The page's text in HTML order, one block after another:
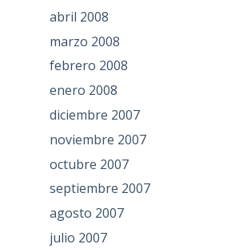
abril 2008
marzo 2008
febrero 2008
enero 2008
diciembre 2007
noviembre 2007
octubre 2007
septiembre 2007
agosto 2007
julio 2007